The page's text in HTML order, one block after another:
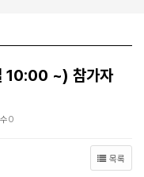
10:00 ~) 참가자
0
목록